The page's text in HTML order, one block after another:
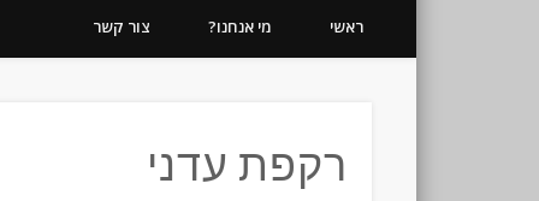
ראשי מי אנחנו? צור קשר
רקפת עדני